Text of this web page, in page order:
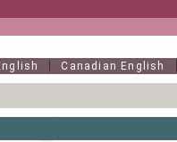
Canadian English